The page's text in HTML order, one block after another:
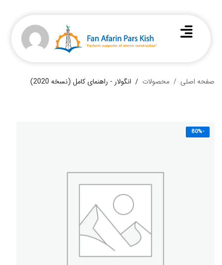
صفحه اصلی محصولات انگولار - راهنمای کامل (نسخه 2020)
-80%